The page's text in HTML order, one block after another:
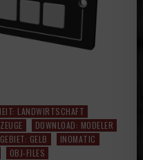
LANDWIRTSCHAFT
DOWNLOAD: MODELER
GELB
INOMATIC
OBJ-FILES